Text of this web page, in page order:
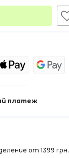
платеж
от 1399 грн.